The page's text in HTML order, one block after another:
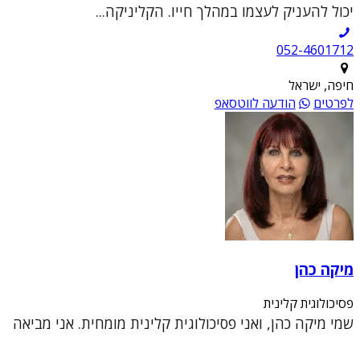
יכול להעניק לעצמו במהלך חייו. הקליניקה...
052-4601712
חיפה, ישראל
לפרטים
הודעה לווטסאפ
מיקה כהן
פסיכולוגית קלינית
שמי מיקה כהן, ואני פסיכולוגית קלינית מומחית. אני מביאה